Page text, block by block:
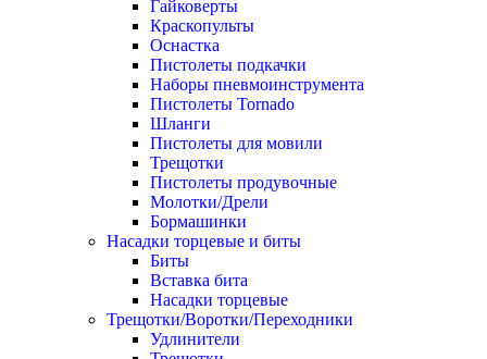
Гайковерты
Краскопульты
Оснастка
Пистолеты подкачки
Наборы пневмоинструмента
Пистолеты Tornado
Шланги
Пистолеты для мовили
Трещотки
Пистолеты продувочные
Молотки/Дрели
Бормашинки
Насадки торцевые и биты
Биты
Вставка бита
Насадки торцевые
Трещотки/Воротки/Переходники
Удлинители